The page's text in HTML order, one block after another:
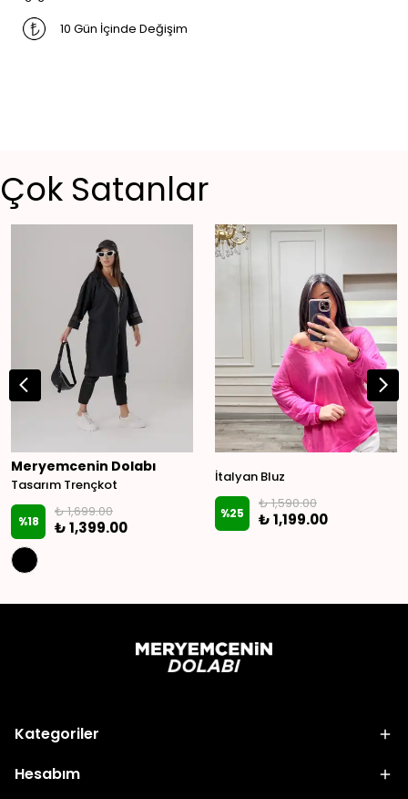
10 Gün İçinde Değişim
Çok Satanlar
Meryemcenin Dolabı
Tasarım Trençkot
%18
₺ 1,699.00
₺ 1,399.00
İtalyan Bluz
%25
₺ 1,590.00
₺ 1,199.00
Kategoriler
Hesabım